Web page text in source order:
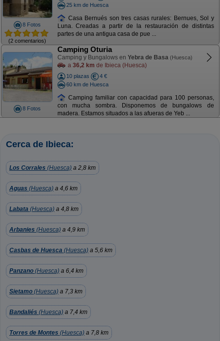
8 Fotos
(2 comentarios)
25 km de Huesca
Casa Bernués son tres casas rurales: Bernues, Sol y
Luna. Creadas a partir de la restauración de distintas
partes de una antigua casa de pue ...
8 Fotos
Camping Oturia
Camping y Bungalows en Yebra de Basa (Huesca)
a 36,2 km de Ibieca (Huesca)
10 plazas
4 €
60 km de Huesca
Camping familiar con capacidad para 100 personas,
con mucha sombra. Disponemos de bungalows de
madera. Estamos situados a las afueras de Yeb ...
Cerca de Ibieca:
Los Corrales (Huesca) a 2,8 km
Aguas (Huesca) a 4,6 km
Labata (Huesca) a 4,8 km
Arbanies (Huesca) a 4,9 km
Casbas de Huesca (Huesca) a 5,6 km
Panzano (Huesca) a 6,4 km
Sietamo (Huesca) a 7,3 km
Bandaliés (Huesca) a 7,4 km
Torres de Montes (Huesca) a 7,8 km